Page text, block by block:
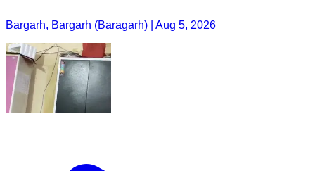
Bargarh, Bargarh (Baragarh) | Aug 5, 2026